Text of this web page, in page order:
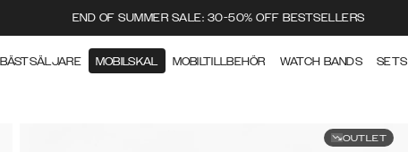
END OF SUMMER SALE: 30-50% OFF BESTSELLERS
BÄSTSÄLJARE MOBILSKAL MOBILTILLBEHÖR WATCH BANDS SETS
OUTLET